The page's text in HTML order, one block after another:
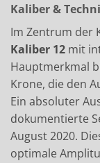
Kaliber &
Im Zentrum der
Kaliber 12 mit
Hauptmerkmal
Krone, die den
Ein absoluter
dokumentierte
August 2020.
optimale